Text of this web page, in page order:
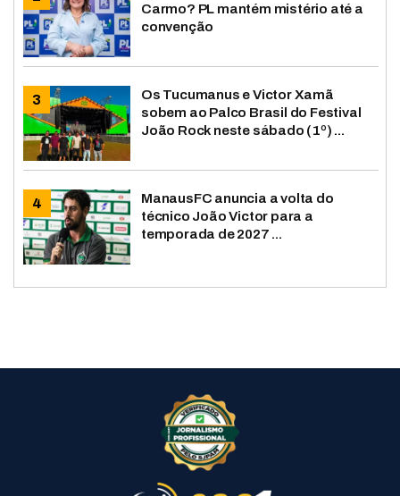
Carmo? PL mantém mistério até a
convenção
Os Tucumanus e Victor Xamã
sobem ao Palco Brasil do Festival
João Rock neste sábado (1º) ...
ManausFC anuncia a volta do
técnico João Victor para a
temporada de 2027 ...